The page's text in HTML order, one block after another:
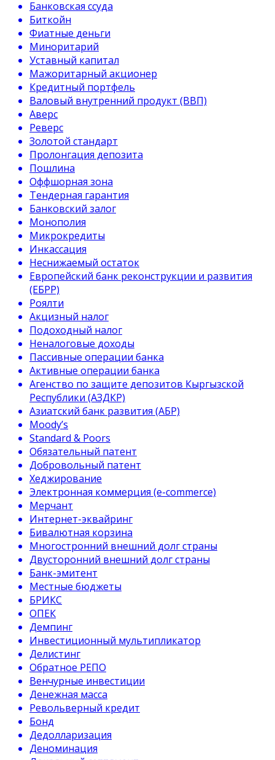
Банковская ссуда
Биткойн
Фиатные деньги
Миноритарий
Уставный капитал
Мажоритарный акционер
Кредитный портфель
Валовый внутренний продукт (ВВП)
Аверс
Реверс
Золотой стандарт
Пролонгация депозита
Пошлина
Оффшорная зона
Тендерная гарантия
Банковский залог
Монополия
Микрокредиты
Инкассация
Неснижаемый остаток
Европейский банк реконструкции и развития
(ЕБРР)
Роялти
Акцизный налог
Подоходный налог
Неналоговые доходы
Пассивные операции банка
Активные операции банка
Агенство по защите депозитов Кыргызской
Республики (АЗДКР)
Азиатский банк развития (АБР)
Moody’s
Standard & Poors
Обязательный патент
Добровольный патент
Хеджирование
Электронная коммерция (e-commerce)
Мерчант
Интернет-эквайринг
Бивалютная корзина
Многостронний внешний долг страны
Двусторонний внешний долг страны
Банк-эмитент
Местные бюджеты
БРИКС
ОПЕК
Демпинг
Инвестиционный мультипликатор
Делистинг
Обратное РЕПО
Венчурные инвестиции
Денежная масса
Револьверный кредит
Бонд
Дедолларизация
Деноминация